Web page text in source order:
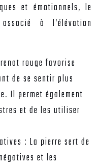
et émotionnels, le
à l’élévation
rouge favorise
de se sentir plus
Il permet également
et de les utiliser
: La pierre sert de
et les